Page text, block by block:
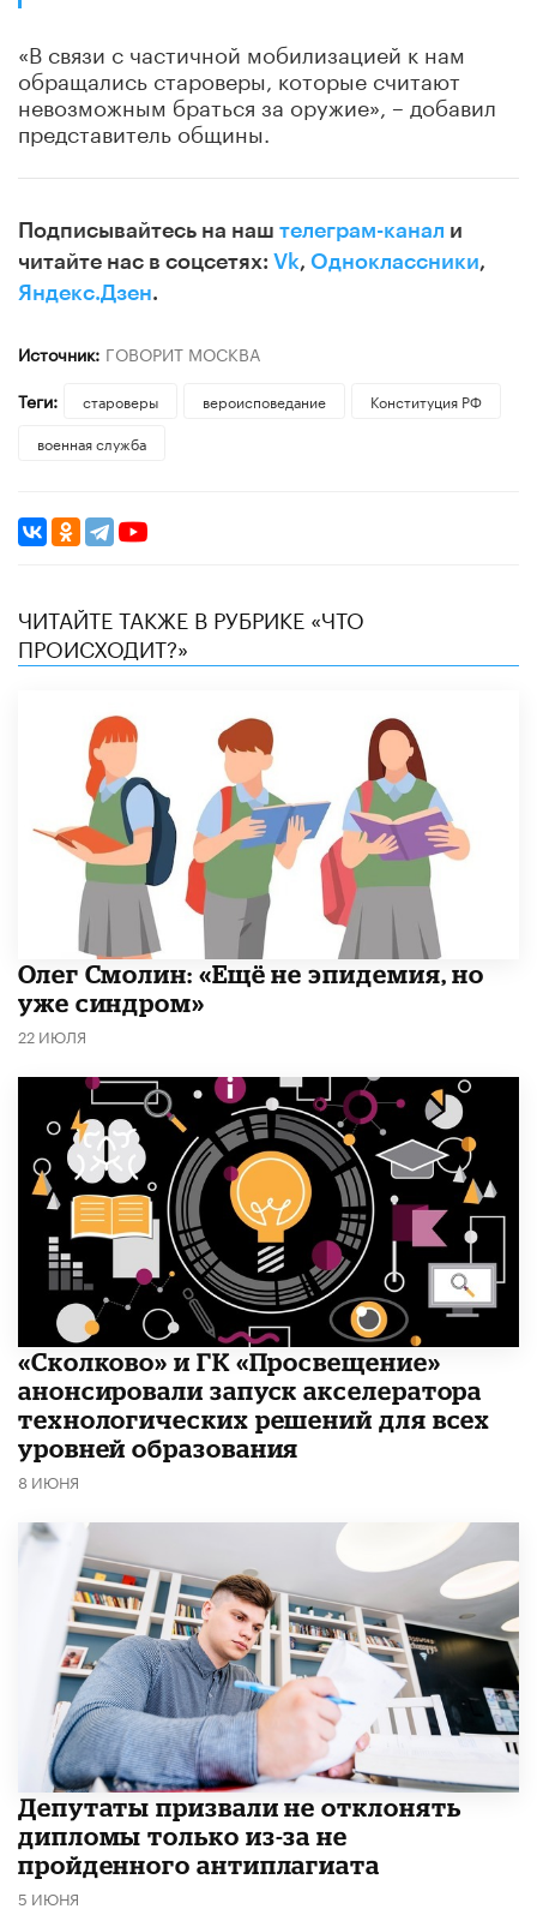
«В связи с частичной мобилизацией к нам
обращались староверы, которые считают
невозможным браться за оружие», – добавил
представитель общины.
Подписывайтесь на наш телеграм-канал и
читайте нас в соцсетях: Vk, Одноклассники,
Яндекс.Дзен.
Источник: ГОВОРИТ МОСКВА
Теги:
староверы вероисповедание
Конституция РФ
военная служба
ЧИТАЙТЕ ТАКЖЕ В РУБРИКЕ «ЧТО
ПРОИСХОДИТ?»
​Олег Смолин: «Ещё не эпидемия, но
уже синдром»
22 ИЮЛЯ
«Сколково» и ГК «Просвещение»
анонсировали запуск акселератора
технологических решений для всех
уровней образования
8 ИЮНЯ
Депутаты призвали не отклонять
дипломы только из-за не
пройденного антиплагиата
5 ИЮНЯ